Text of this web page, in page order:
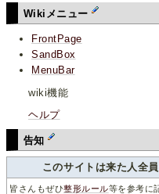
Wikiメニュー
FrontPage
SandBox
MenuBar
wiki機能
ヘルプ
告知
このサイトは来た人全
皆さんもぜひ整形ルール等を参考に